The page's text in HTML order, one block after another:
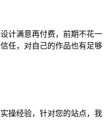
计满意再付费，前期不花一
任，对自己的作品也有足够
操经验，针对您的站点，我